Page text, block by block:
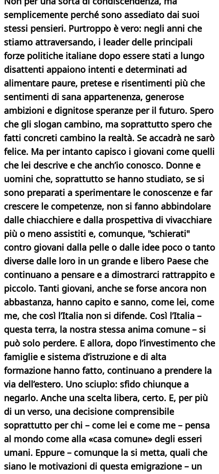
semplicemente perché sono assediato dai suoi
stessi pensieri. Purtroppo è vero: negli anni che
stiamo attraversando, i leader delle principali
forze politiche italiane dopo essere stati a lungo
disattenti appaiono intenti e determinati ad
alimentare paure, pretese e risentimenti più che
sentimenti di sana appartenenza, generose
ambizioni e dignitose speranze per il futuro. Spero
che gli slogan cambino, ma soprattutto spero che
fatti concreti cambino la realtà. Se accadrà ne sarò
felice. Ma per intanto capisco i giovani come quelli
che lei descrive e che anch’io conosco. Donne e
uomini che, soprattutto se hanno studiato, se si
sono preparati a sperimentare le conoscenze e far
crescere le competenze, non si fanno abbindolare
dalle chiacchiere e dalla prospettiva di vivacchiare
più o meno assistiti e, comunque, "schierati"
contro giovani dalla pelle o dalle idee poco o tanto
diverse dalle loro in un grande e libero Paese che
continuano a pensare e a dimostrarci rattrappito e
piccolo. Tanti giovani, anche se forse ancora non
abbastanza, hanno capito e sanno, come lei, come
me, che così l’Italia non si difende. Così l’Italia –
questa terra, la nostra stessa anima comune – si
può solo perdere. E allora, dopo l’investimento che
famiglie e sistema d’istruzione e di alta
formazione hanno fatto, continuano a prendere la
via dell’estero. Uno sciupìo: sfido chiunque a
negarlo. Anche una scelta libera, certo. E, per più
di un verso, una decisione comprensibile
soprattutto per chi – come lei e come me – pensa
al mondo come alla «casa comune» degli esseri
umani. Eppure – comunque la si metta, quali che
siano le motivazioni di questa emigrazione – un